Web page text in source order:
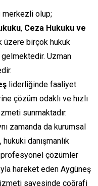
merkezli olup;
, Ceza Hukuku ve
üzere birçok hukuk
gelmektedir. Uzman
liderliğinde faaliyet
çözüm odaklı ve hızlı
sunmaktadır.
zamanda da kurumsal
danışmanlık
profesyonel çözümler
hareket eden Aygüneş
sayesinde coğrafi